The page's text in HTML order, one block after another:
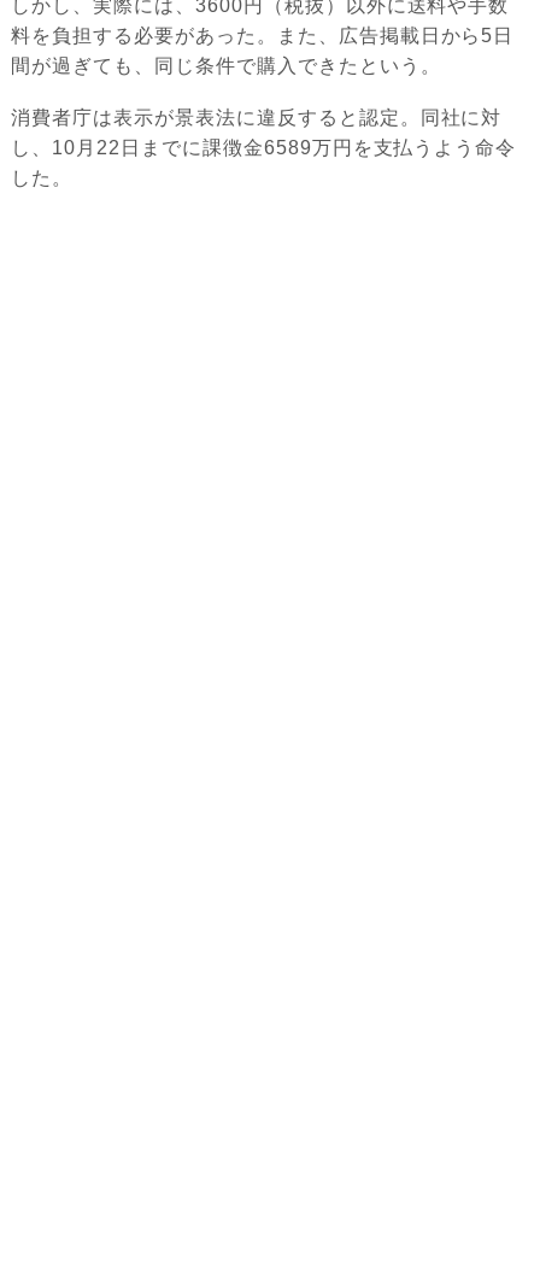
しかし、実際には、3600円（税抜）以外に送料や手数
料を負担する必要があった。また、広告掲載日から5日
間が過ぎても、同じ条件で購入できたという。
消費者庁は表示が景表法に違反すると認定。同社に対
し、10月22日までに課徴金6589万円を支払うよう命令
した。